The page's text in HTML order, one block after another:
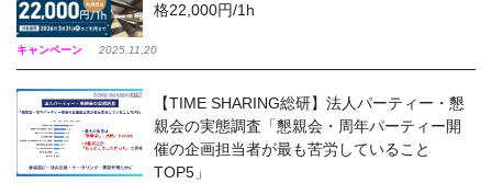
キャンペーン 2025,11,20
格22,000円/1h
【TIME SHARING総研】法人パーティー・懇
親会の実態調査「懇親会・周年パーティー開
催の企画担当者が最も苦労していること
TOP5」